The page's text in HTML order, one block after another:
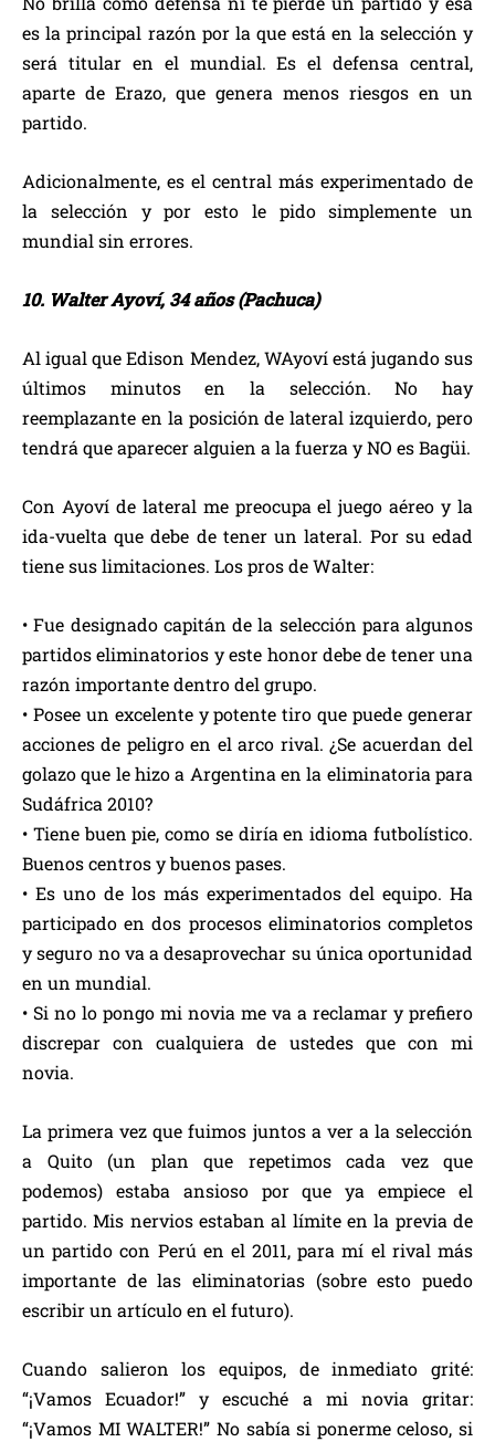
es la principal razón por la que está en la selección y
será titular en el mundial. Es el defensa central,
aparte de Erazo, que genera menos riesgos en un
partido.
Adicionalmente, es el central más experimentado de
la selección y por esto le pido simplemente un
mundial sin errores.
10. Walter Ayoví, 34 años (Pachuca)
Al igual que Edison Mendez, WAyoví está jugando sus
últimos minutos en la selección. No hay
reemplazante en la posición de lateral izquierdo, pero
tendrá que aparecer alguien a la fuerza y NO es Bagüi.
Con Ayoví de lateral me preocupa el juego aéreo y la
ida-vuelta que debe de tener un lateral. Por su edad
tiene sus limitaciones. Los pros de Walter:
• Fue designado capitán de la selección para algunos
partidos eliminatorios y este honor debe de tener una
razón importante dentro del grupo.
• Posee un excelente y potente tiro que puede generar
acciones de peligro en el arco rival. ¿Se acuerdan del
golazo que le hizo a Argentina en la eliminatoria para
Sudáfrica 2010?
• Tiene buen pie, como se diría en idioma futbolístico.
Buenos centros y buenos pases.
• Es uno de los más experimentados del equipo. Ha
participado en dos procesos eliminatorios completos
y seguro no va a desaprovechar su única oportunidad
en un mundial.
• Si no lo pongo mi novia me va a reclamar y prefiero
discrepar con cualquiera de ustedes que con mi
novia.
La primera vez que fuimos juntos a ver a la selección
a Quito (un plan que repetimos cada vez que
podemos) estaba ansioso por que ya empiece el
partido. Mis nervios estaban al límite en la previa de
un partido con Perú en el 2011, para mí el rival más
importante de las eliminatorias (sobre esto puedo
escribir un artículo en el futuro).
Cuando salieron los equipos, de inmediato grité:
“¡Vamos Ecuador!” y escuché a mi novia gritar:
“¡Vamos MI WALTER!” No sabía si ponerme celoso, si